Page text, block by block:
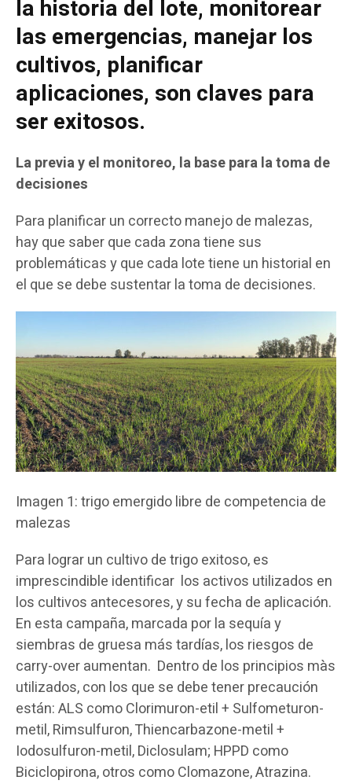
la historia del lote, monitorear
las emergencias, manejar los
cultivos, planificar
aplicaciones, son claves para
ser exitosos.
La previa y el monitoreo, la base para la toma de
decisiones
Para planificar un correcto manejo de malezas,
hay que saber que cada zona tiene sus
problemáticas y que cada lote tiene un historial en
el que se debe sustentar la toma de decisiones.
Imagen 1: trigo emergido libre de competencia de
malezas
Para lograr un cultivo de trigo exitoso, es
imprescindible identificar los activos utilizados en
los cultivos antecesores, y su fecha de aplicación.
En esta campaña, marcada por la sequía y
siembras de gruesa más tardías, los riesgos de
carry-over aumentan. Dentro de los principios màs
utilizados, con los que se debe tener precaución
están: ALS como Clorimuron-etil + Sulfometuron-
metil, Rimsulfuron, Thiencarbazone-metil +
Iodosulfuron-metil, Diclosulam; HPPD como
Biciclopirona, otros como Clomazone, Atrazina.